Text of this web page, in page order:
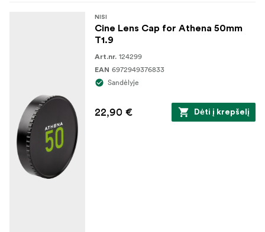
NISI
Cine Lens Cap for Athena 50mm
T1.9
Art.nr. 124299
EAN 6972949376833
Sandėlyje
22,90 € Dėti į krepšelį